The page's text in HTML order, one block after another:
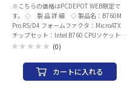
※こちらの価格はPCDEPOT WEB限定で
す。 ◇ 製 品 詳 細 ◇ 製品名：B760M
Pro RS/D4 フォームファクタ：MicroATX
チップセット：Intel B760 CPUソケット：
LGA1700 メモリ ・規格：DDR4 DIMM(最
大容量：128GB 拡張スロット ・PCI-
Express 5.0 x 16 スロット× なし ・PCI-
Express 4.0 x 16 スロット× 1 ・PCI-
(0)
カートに入れる